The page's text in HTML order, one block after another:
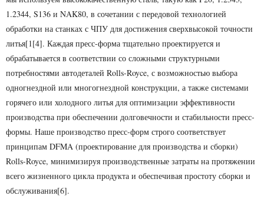
1.2344, S136 и NAK80, в сочетании с передовой технологией
обработки на станках с ЧПУ для достижения сверхвысокой точности
литья[1[4]. Каждая пресс-форма тщательно проектируется и
обрабатывается в соответствии со сложными структурными
потребностями автодеталей Rolls-Royce, с возможностью выбора
одногнездной или многогнездной конструкции, а также системами
горячего или холодного литья для оптимизации эффективности
производства при обеспечении долговечности и стабильности пресс-
формы. Наше производство пресс-форм строго соответствует
принципам DFMA (проектирование для производства и сборки)
Rolls-Royce, минимизируя производственные затраты на протяжении
всего жизненного цикла продукта и обеспечивая простоту сборки и
обслуживания[6].